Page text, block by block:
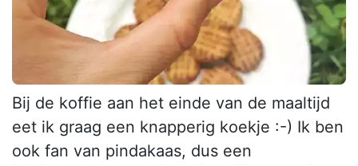
Bij de koffie aan het einde van de maaltijd
eet ik graag een knapperig koekje :-) Ik ben
ook fan van pindakaas, dus een